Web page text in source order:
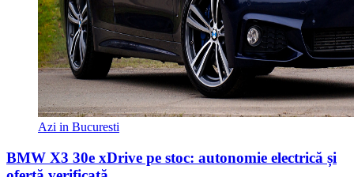
Azi in Bucuresti
BMW X3 30e xDrive pe stoc: autonomie electrică și